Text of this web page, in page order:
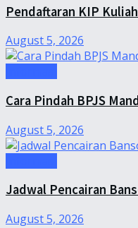
Pendaftaran KIP
August 5, 2026
Cara Pindah BPJS
August 5, 2026
Jadwal Pencairan
August 5, 2026